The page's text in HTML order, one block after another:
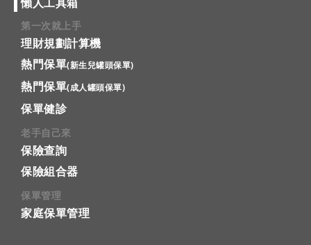
第一次就上手
理財規劃計算機
熱門保單(新生兒罐頭保單)
熱門保單(成人罐頭保單)
保單健診
老手自己來
保險查詢
保險組合器
保單管理
家庭保單管理